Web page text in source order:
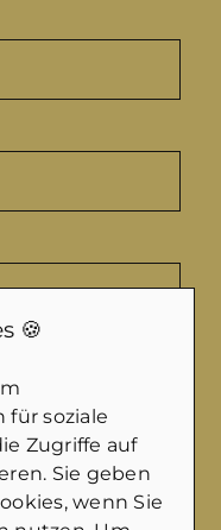
🍪
für soziale
Zugriffe auf
Sie geben
wenn Sie